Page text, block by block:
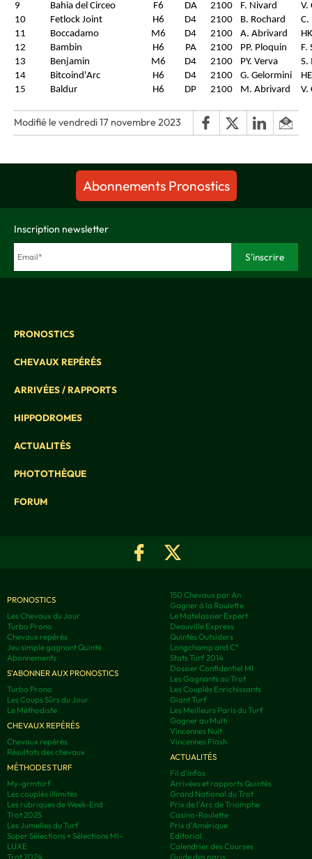
9
Bahia del Circeo F6 DA 2100 F. Nivard
V.
10
Fetlock Joint H6 D4 2100 B. Rochard
C.
11
Boccadamo M6 D4 2100 A. Abrivard
12
Bambin H6 PA 2100 PP. Ploquin
F.
13
Benjamin M6 D4 2100 PY. Verva
S.
14
Bitcoind'Arc H6 D4 2100 G. Gelormini
15
Baldur H6 DP 2100 M. Abrivard V.
Modifié le vendredi 17 novembre 2023
Abonnements Pronostics
Inscription newsletter
PRONOSTICS
CHEVAUX REPÉRÉS
ARRIVÉES / RAPPORTS
HIPPODROMES
ACTUALITÉS
PHOTOTHÈQUE
FORUM
PRONOSTICS
Les Chevaux du Jour
Turbo Prono
Chevaux repérés
Jeu simple gagnant Quinté
Abonnements
S'ABONNER AUX PRONOSTICS
Turbo Prono
Les Coups Sûrs du Jour
Le Méthodiste
CHEVAUX REPÉRÉS
Chevaux repérés
Résultats des chevaux
MÉTHODES TURF
My-grmturf
Les couplés illimités
Les rubriques de Week-End
Trot 2025
Les Jumelles du Turf
Super Sélections + Sélections MI-
LUXE
Trot 2024
150 Chevaux par An
Gagner à la Roulette
Le Matelassier Expert
Deauville Express
Quintés Outsiders
Longchamp and C°
Stats Turf 2014
Dossier Confidentiel MI
Les Gagnants au Trot
Les Couplés Enrichissants
Giant Turf
Les Meilleurs Paris du Turf
Gagner au Multi
Vincennes Nuit
Vincennes Flash
ACTUALITÉS
Fil d'infos
Arrivées et rapports Quintés
Grand National du Trot
Prix de l'Arc de Triomphe
Casino-Roulette
Prix d'Amérique
Editorial
Calendrier des Courses
Guide des paris